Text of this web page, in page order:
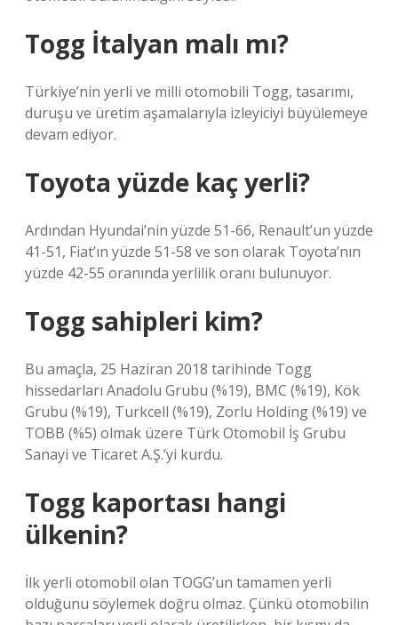
Togg İtalyan malı mı?
Türkiye’nin yerli ve milli otomobili Togg, tasarımı,
duruşu ve üretim aşamalarıyla izleyiciyi büyülemeye
devam ediyor.
Toyota yüzde kaç yerli?
Ardından Hyundai’nin yüzde 51-66, Renault’un yüzde
41-51, Fiat’ın yüzde 51-58 ve son olarak Toyota’nın
yüzde 42-55 oranında yerlilik oranı bulunuyor.
Togg sahipleri kim?
Bu amaçla, 25 Haziran 2018 tarihinde Togg
hissedarları Anadolu Grubu (%19), BMC (%19), Kök
Grubu (%19), Turkcell (%19), Zorlu Holding (%19) ve
TOBB (%5) olmak üzere Türk Otomobil İş Grubu
Sanayi ve Ticaret A.Ş.’yi kurdu.
Togg kaportası hangi
ülkenin?
İlk yerli otomobil olan TOGG’un tamamen yerli
olduğunu söylemek doğru olmaz. Çünkü otomobilin